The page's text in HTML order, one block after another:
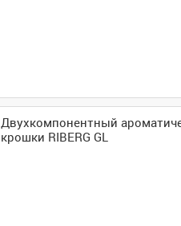
Двухкомпонентный
крошки RIBERG GL